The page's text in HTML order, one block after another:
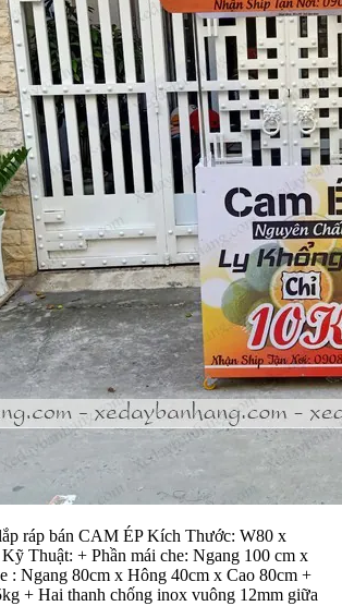
ráp bán CAM ÉP Kích Thước: W80 x
Thuật: + Phần mái che: Ngang 100 cm x
: Ngang 80cm x Hông 40cm x Cao 80cm +
+ Hai thanh chống inox vuông 12mm giữa